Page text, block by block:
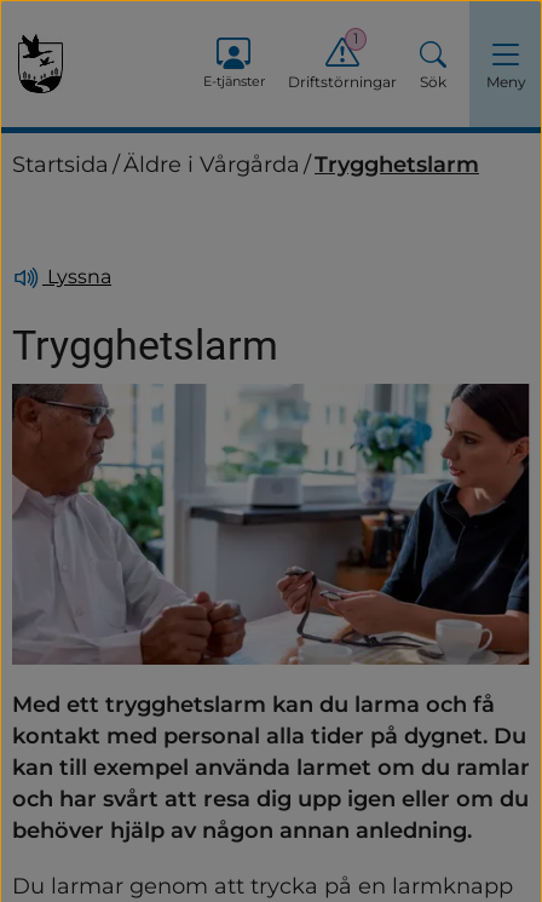
E-tjänster Driftstörningar
1
Sök Meny
Startsida /Äldre i Vårgårda /Trygghetslarm
Lyssna
Trygghetslarm
Med ett trygghetslarm kan du larma och få
kontakt med personal alla tider på dygnet. Du
kan till exempel använda larmet om du ramlar
och har svårt att resa dig upp igen eller om du
behöver hjälp av någon annan anledning.
Du larmar genom att trycka på en larmknapp